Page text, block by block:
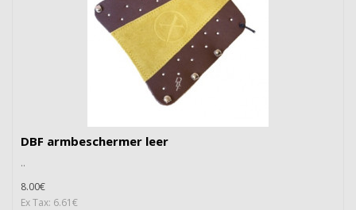
DBF armbeschermer leer
..
8.00€
Ex Tax: 6.61€